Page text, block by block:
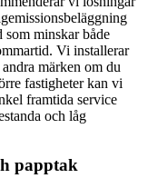
som minskar både
Vi installerar
märken om du
fastigheter kan vi
framtida service
och låg
papptak